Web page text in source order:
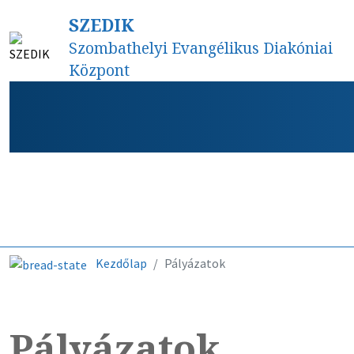
SZEDIK
Szombathelyi Evangélikus Diakóniai
Központ
Kezdőlap Pályázatok